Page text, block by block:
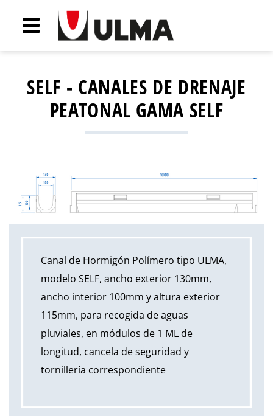
SELF - CANALES DE DRENAJE
PEATONAL GAMA SELF
Canal de Hormigón Polímero tipo ULMA,
modelo SELF, ancho exterior 130mm,
ancho interior 100mm y altura exterior
115mm, para recogida de aguas
pluviales, en módulos de 1 ML de
longitud, cancela de seguridad y
tornillería correspondiente